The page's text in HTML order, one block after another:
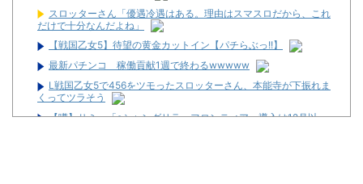
スロッターさん「優遇冷遇はある。理由はスマスロだから、これ
だけで十分なんだよね」
【戦国乙女5】待望の黄金カットイン【パチらぶっ!!】
最新パチンコ 稼働貢献1週で終わるwwwww
L戦国乙女5で456をツモったスロッターさん、本能寺が下振れま
くってツラそう
【噂】サミー「eシャングリラ・フロンティア」導入は12月以